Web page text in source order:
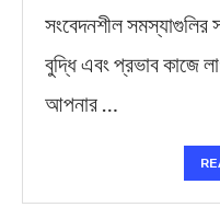
সংবেদনশীল
বুদ্ধি এবং প্রভাব কাজে
আপনার …